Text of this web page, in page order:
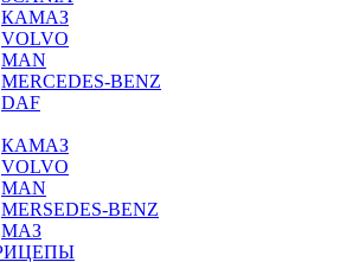
КАМАЗ
VOLVO
MAN
MERCEDES-BENZ
DAF
КАМАЗ
VOLVO
MAN
MERSEDES-BENZ
МАЗ